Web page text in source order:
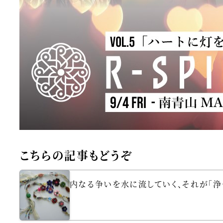
こちらの記事もどうぞ
内なる争いを水に流していく、それが「浄